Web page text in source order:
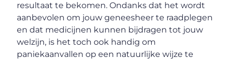
resultaat te bekomen. Ondanks dat het wordt
aanbevolen om jouw geneesheer te raadplegen
en dat medicijnen kunnen bijdragen tot jouw
welzijn, is het toch ook handig om
paniekaanvallen op een natuurlijke wijze te